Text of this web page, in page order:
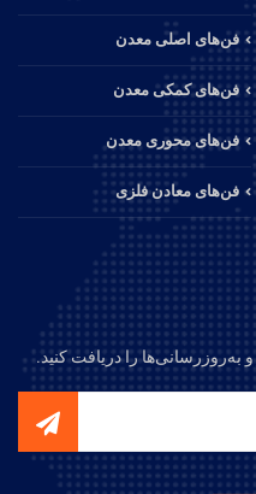
فن‌های اصلی معدن
فن‌های کمکی معدن
فن‌های محوری معدن
فن‌های معادن فلزی
به‌روزرسانی‌ها را دریافت کنید.